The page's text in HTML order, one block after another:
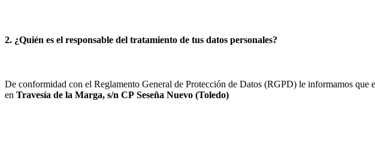
2. ¿Quién es el responsable del tratamiento de tus datos personales?
De conformidad con el Reglamento General de Protección de Datos (RGPD) le informamos que
en Travesía de la Marga, s/n CP Seseña Nuevo (Toledo)